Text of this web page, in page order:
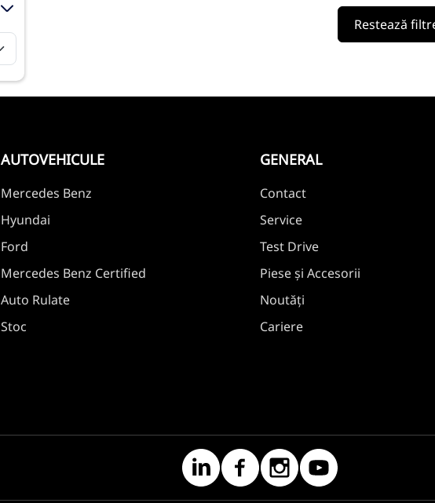
Restează
AUTOVEHICULE
Mercedes Benz
Hyundai
Ford
Mercedes Benz Certified
Auto Rulate
Stoc
GENERAL
Contact
Service
Test Drive
Piese și Accesorii
Noutăți
Cariere